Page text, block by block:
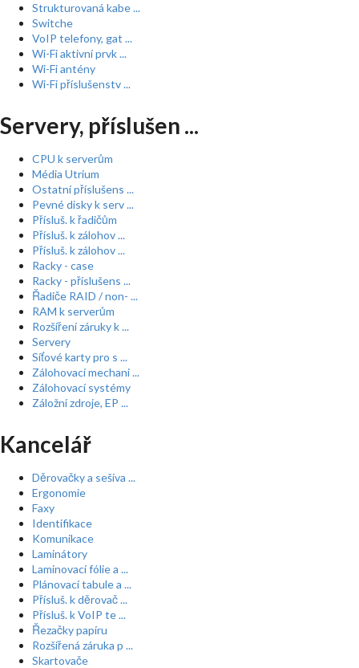
Strukturovaná kabe ...
Switche
VoIP telefony, gat ...
Wi-Fi aktivní prvk ...
Wi-Fi antény
Wi-Fi příslušenstv ...
Servery, příslušen ...
CPU k serverům
Média Utrium
Ostatní příslušens ...
Pevné disky k serv ...
Přísluš. k řadičům
Přísluš. k zálohov ...
Přísluš. k zálohov ...
Racky - case
Racky - příslušens ...
Řadiče RAID / non- ...
RAM k serverům
Rozšíření záruky k ...
Servery
Síťové karty pro s ...
Zálohovací mechani ...
Zálohovací systémy
Záložní zdroje, EP ...
Kancelář
Děrovačky a sešíva ...
Ergonomie
Faxy
Identifikace
Komunikace
Laminátory
Laminovací fólie a ...
Plánovací tabule a ...
Přísluš. k děrovač ...
Přísluš. k VoIP te ...
Řezačky papíru
Rozšířená záruka p ...
Skartovače